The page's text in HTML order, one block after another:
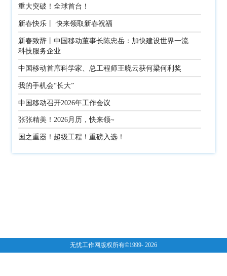
重大突破！全球首台！
新春快乐丨 快来领取新春祝福
新春致辞丨中国移动董事长陈忠岳：加快建设世界一流
科技服务企业
中国移动首席科学家、总工程师王晓云获何梁何利奖
我的手机会“长大”
中国移动召开2026年工作会议
张张精美！2026月历，快来领~
国之重器！超级工程！重磅入选！
元旦快乐丨欢迎加入中国移动
无忧工作网版权所有©1999- 2026